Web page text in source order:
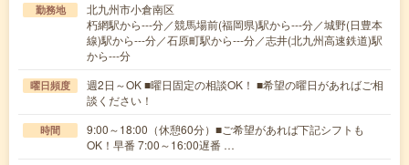
勤務地
北九州市小倉南区
朽網駅から---分／競馬場前(福岡県)駅から---分／城野(日豊本
線)駅から---分／石原町駅から---分／志井(北九州高速鉄道)駅
から---分
曜日頻度
週2日～OK ■曜日固定の相談OK！ ■希望の曜日があればご相
談ください！
時間
9:00～18:00（休憩60分）■ご希望があれば下記シフトも
OK！早番 7:00～16:00遅番 …